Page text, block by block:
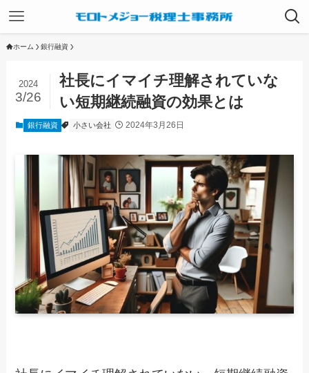
ホーム 銀行融資
社長にイマイチ理解されていな
い短期継続融資の効果とは
2024
3/26
銀行融資 小さい会社 2024年3月26日